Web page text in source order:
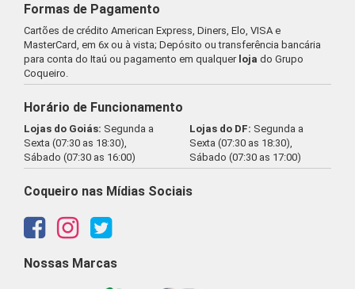
Formas de Pagamento
Cartões de crédito American Express, Diners, Elo, VISA e
MasterCard, em 6x ou à vista; Depósito ou transferência bancária
para conta do Itaú ou pagamento em qualquer loja do Grupo
Coqueiro.
Horário de Funcionamento
Lojas do Goiás: Segunda a
Sexta (07:30 as 18:30),
Sábado (07:30 as 16:00)
Lojas do DF: Segunda a
Sexta (07:30 as 18:30),
Sábado (07:30 as 17:00)
Coqueiro nas Mídias Sociais
Nossas Marcas